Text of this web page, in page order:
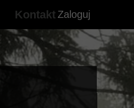
Zaloguj
Kontakt
Zarząd Koła